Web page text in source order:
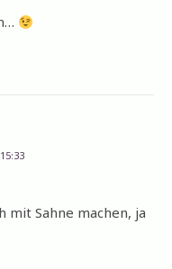
mit Sahne machen, ja